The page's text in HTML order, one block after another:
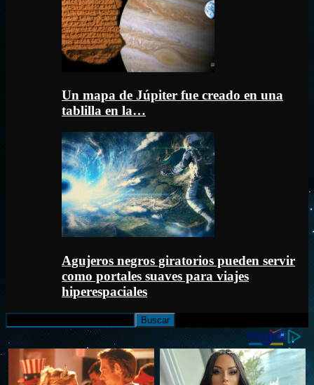
Un mapa de Júpiter fue creado en una
tablilla en la…
Agujeros negros giratorios pueden servir
como portales suaves para viajes
hiperespaciales